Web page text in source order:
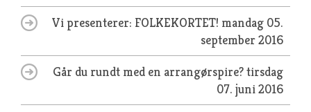
Vi presenterer: FOLKEKORTET! mandag 05.
september 2016
Går du rundt med en arrangørspire?tirsdag
07. juni 2016